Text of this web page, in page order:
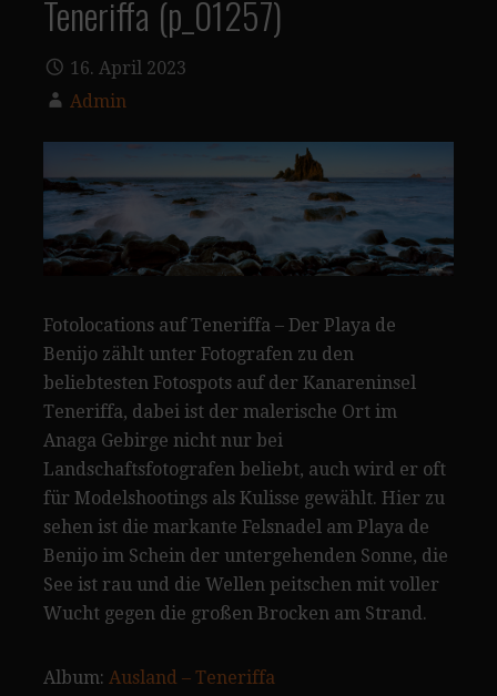
Teneriffa (p_01257)
16. April 2023
Admin
Fotolocations auf Teneriffa – Der Playa de
Benijo zählt unter Fotografen zu den
beliebtesten Fotospots auf der Kanareninsel
Teneriffa, dabei ist der malerische Ort im
Anaga Gebirge nicht nur bei
Landschaftsfotografen beliebt, auch wird er oft
für Modelshootings als Kulisse gewählt. Hier zu
sehen ist die markante Felsnadel am Playa de
Benijo im Schein der untergehenden Sonne, die
See ist rau und die Wellen peitschen mit voller
Wucht gegen die großen Brocken am Strand.
Album: Ausland – Teneriffa